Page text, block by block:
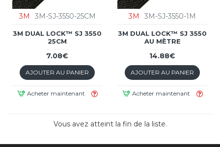
3M 3M-SJ-3550-25CM
3M DUAL LOCK™ SJ 3550
25CM
7.08€
AJOUTER AU PANIER
Acheter maintenant
3M 3M-SJ-3550-1M
3M DUAL LOCK™ SJ 3550
AU MÈTRE
14.88€
AJOUTER AU PANIER
Acheter maintenant
Vous avez atteint la fin de la liste.